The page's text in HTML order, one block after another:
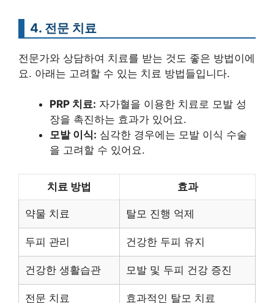
4. 전문 치료
전문가와 상담하여 치료를 받는 것도 좋은 방법이에
요. 아래는 고려할 수 있는 치료 방법들입니다.
PRP 치료: 자가혈을 이용한 치료로 모발 성
장을 촉진하는 효과가 있어요.
모발 이식: 심각한 경우에는 모발 이식 수술
을 고려할 수 있어요.
치료 방법 효과
약물 치료 탈모 진행 억제
두피 관리 건강한 두피 유지
건강한 생활습관 모발 및 두피 건강 증진
전문 치료 효과적인 탈모 치료